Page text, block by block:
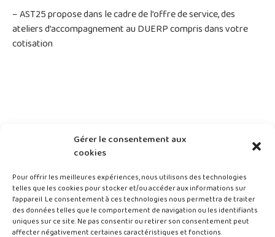
Gérer le consentement aux
cookies
Pour offrir les meilleures expériences, nous utilisons des technologies
telles que les cookies pour stocker et/ou accéder aux informations sur
l'appareil. Le consentement à ces technologies nous permettra de traiter
des données telles que le comportement de navigation ou les identifiants
uniques sur ce site. Ne pas consentir ou retirer son consentement peut
affecter négativement certaines caractéristiques et fonctions.
– AST25 propose dans le cadre de l’offre de service, des
ateliers d’accompagnement au DUERP compris dans votre
cotisation
AST25 ©Tous droits réservés – 2024